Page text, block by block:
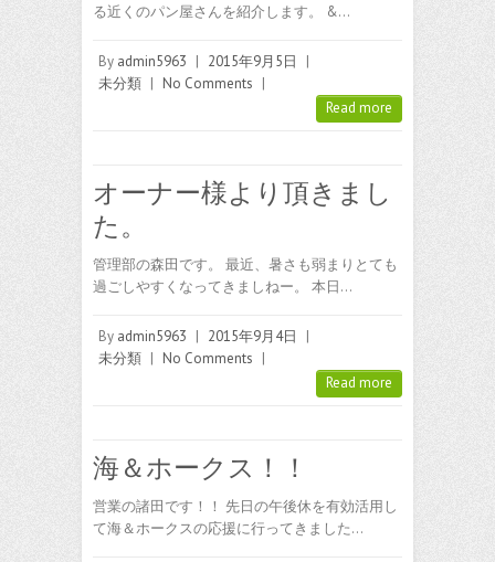
る近くのパン屋さんを紹介します。 &…
By admin5963 | 2015年9月5日
|
未分類 | No Comments |
Read more
オーナー様より頂きまし
た。
管理部の森田です。 最近、暑さも弱まりとても
過ごしやすくなってきましねー。 本日…
By admin5963 | 2015年9月4日
|
未分類 | No Comments |
Read more
海＆ホークス！！
営業の諸田です！！ 先日の午後休を有効活用し
て海＆ホークスの応援に行ってきました…